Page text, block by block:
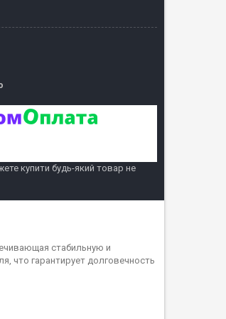
купити будь-який товар не
стабильную и
что гарантирует долговечность